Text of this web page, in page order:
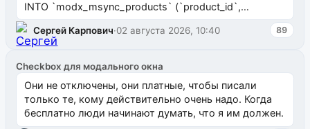
INTO `modx_msync_products` (`product_id`,
`uuid_1c`) VALUES ...
Сергей Карпович·02 августа 2026, 10:40 89
Checkbox для модального окна
Они не отключены, они платные, чтобы писали
только те, кому действительно очень надо. Когда
бесплатно люди начинают думать, что я им должен.